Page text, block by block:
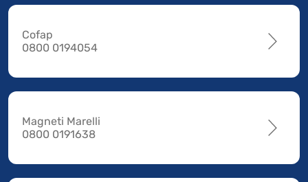
Cofap
0800 0194054
Magneti Marelli
0800 0191638